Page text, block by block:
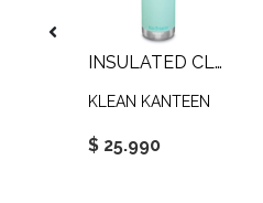
INSULATED CLASSIC 592 ML LOOP CAP
KLEAN KANTEEN
$ 25.990